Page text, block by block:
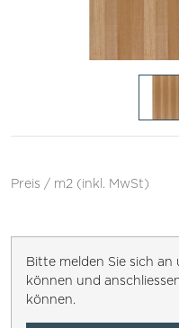
Preis / m2 (inkl. MwSt)
Bitte melden Sie sich
können und
können.